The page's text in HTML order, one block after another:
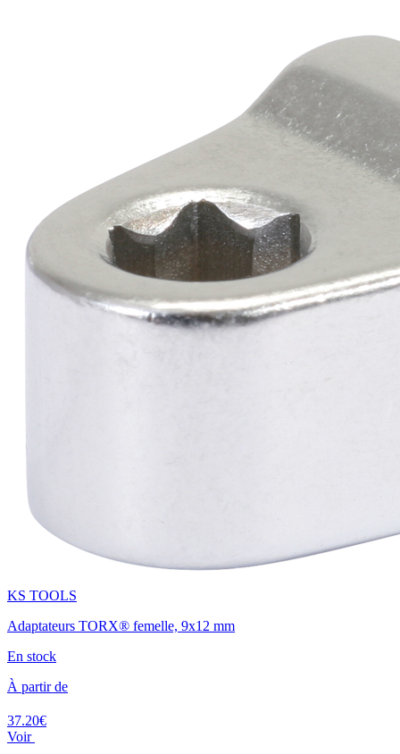
KS TOOLS
Adaptateurs TORX® femelle, 9x12 mm
En stock
À partir de
37.20€
Voir